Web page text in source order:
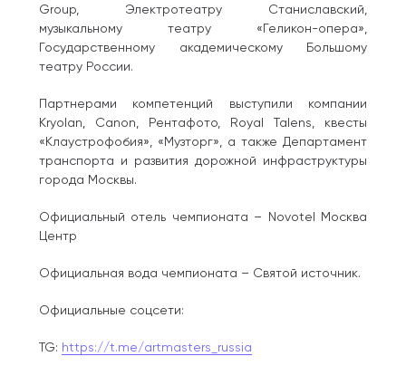
Group, Электротеатру Станиславский,
музыкальному театру «Геликон-опера»,
Государственному академическому Большому
театру России.
Партнерами компетенций выступили компании
Kryolan, Canon, Рентафото, Royal Talens, квесты
«Клаустрофобия», «Музторг», а также Департамент
транспорта и развития дорожной инфраструктуры
города Москвы.
Официальный отель чемпионата – Novotel Москва
Центр
Официальная вода чемпионата – Святой источник.
Официальные соцсети:
TG: https://t.me/artmasters_russia